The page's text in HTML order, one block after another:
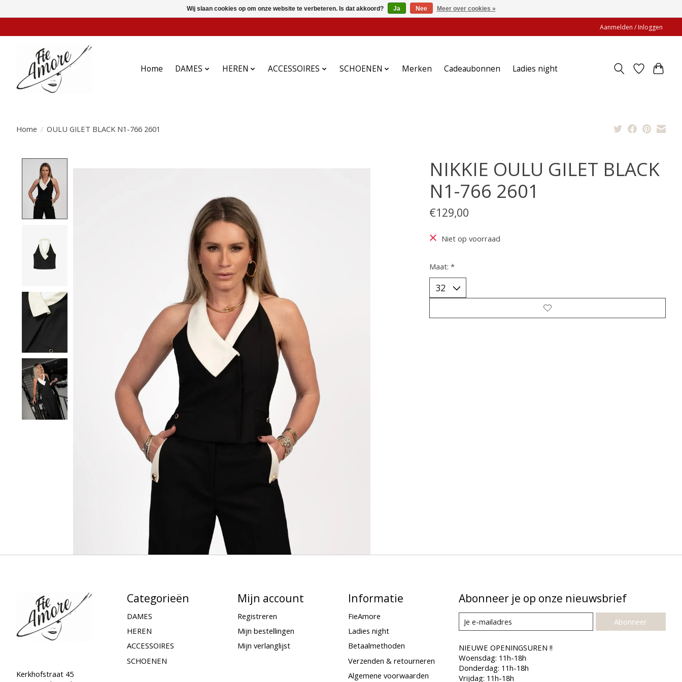
Aanmelden / Inloggen
Home DAMES HEREN ACCESSOIRES SCHOENEN Merken Cadeaubonnen Ladies night
Home / OULU GILET BLACK N1-766 2601
NIKKIE OULU GILET BLACK
N1-766 2601
€129,00
Niet op voorraad
Maat: *
Kerkhofstraat 45
Categorieën
DAMES
HEREN
ACCESSOIRES
SCHOENEN
Mijn account
Registreren
Mijn bestellingen
Mijn verlanglijst
Informatie
FieAmore
Ladies night
Betaalmethoden
Verzenden & retourneren
Algemene voorwaarden
Abonneer je op onze nieuwsbrief
Abonneer
NIEUWE OPENINGSUREN !!
Woensdag: 11h-18h
Donderdag: 11h-18h
Vrijdag: 11h-18h
Wij slaan cookies op om onze website te verbeteren. Is dat akkoord? Ja Nee Meer over cookies »